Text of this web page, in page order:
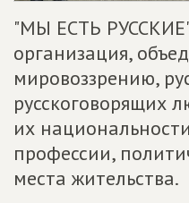
"МЫ ЕСТЬ
организация,
мировоззрению,
русскоговорящих
их
профессии,
места жительства.